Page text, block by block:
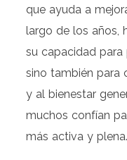
que ayuda a
largo de los años,
su capacidad para
sino también para
y al bienestar
muchos confían
más activa y plena.